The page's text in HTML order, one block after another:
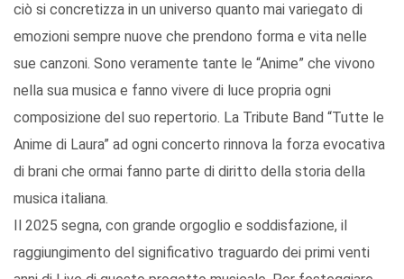
ciò si concretizza in un universo quanto mai variegato di
emozioni sempre nuove che prendono forma e vita nelle
sue canzoni. Sono veramente tante le “Anime” che vivono
nella sua musica e fanno vivere di luce propria ogni
composizione del suo repertorio. La Tribute Band “Tutte le
Anime di Laura” ad ogni concerto rinnova la forza evocativa
di brani che ormai fanno parte di diritto della storia della
musica italiana.
Il 2025 segna, con grande orgoglio e soddisfazione, il
raggiungimento del significativo traguardo dei primi venti